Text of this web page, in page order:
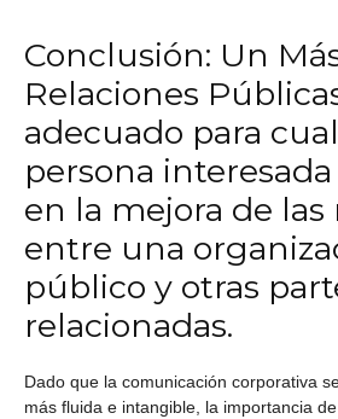
Conclusión: Un
Relaciones
adecuado para
persona
en la mejora de las
entre una
público y otras
relacionadas.
Dado que la comunicación corporativa
más fluida e intangible, la importancia